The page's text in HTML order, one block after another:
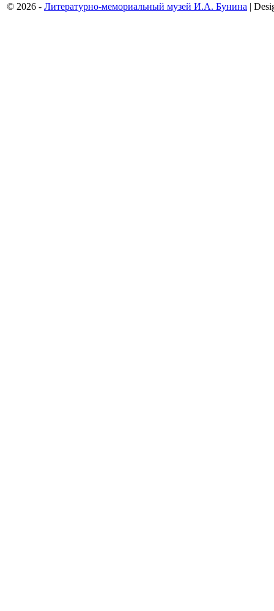
© 2026 - Литературно-мемориальный музей И.А. Бунина |